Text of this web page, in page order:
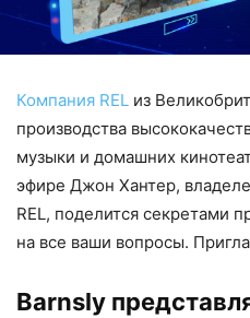
Компания REL из
производства
музыки и домашних
эфире Джон Хантер,
REL, поделится секретами
на все ваши вопросы.
Barnsly